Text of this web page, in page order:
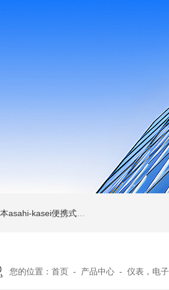
kasei便携式振动诊断装置 BL300Ft
您的位置： 首页 - 产品中心 - 仪表，电